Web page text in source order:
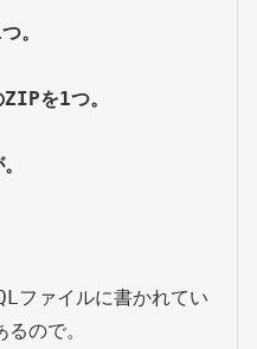
。
を1つ。
ファイルに書かれてい
ので。